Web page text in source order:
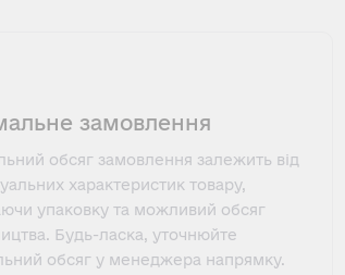
замовлення
обсяг замовлення залежить від
характеристик товару,
упаковку та можливий обсяг
Будь-ласка, уточнюйте
обсяг у менеджера напрямку.